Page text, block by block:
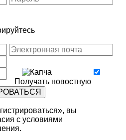
Получать новостную
вы
с условиями
.